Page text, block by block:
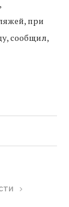
при
сообщил,